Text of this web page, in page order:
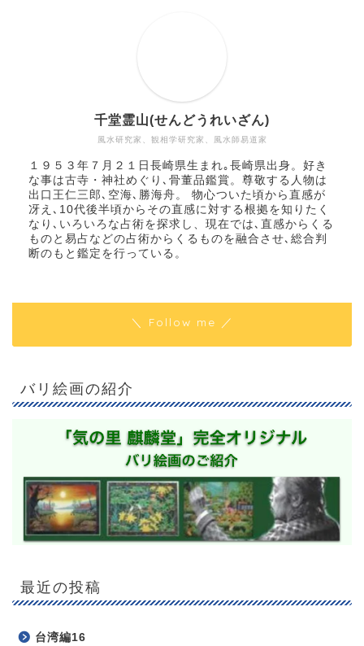
風水研究家、観相学研究家、風水師易道家​
千堂霊山(せんどうれいざん)
１９５３年７月２１日長崎県生まれ｡長崎県出身。好き
な事は古寺・神社めぐり､骨董品鑑賞。尊敬する人物は
出口王仁三郎､空海､勝海舟​。 物心ついた頃から直感が
冴え､10代後半頃からその直感に対する根拠を知りたく
なり､いろいろな占術を探求し、現在では､直感からくる
ものと易占などの占術からくるものを融合させ､総合判
断のもと鑑定を行っている。
＼ Follow me ／
バリ絵画の紹介
最近の投稿
台湾編16